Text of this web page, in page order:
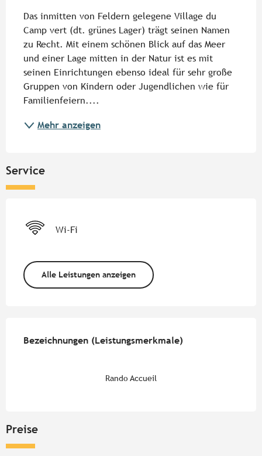
Das inmitten von Feldern gelegene Village du
Camp vert (dt. grünes Lager) trägt seinen Namen
zu Recht. Mit einem schönen Blick auf das Meer
und einer Lage mitten in der Natur ist es mit
seinen Einrichtungen ebenso ideal für sehr große
Gruppen von Kindern oder Jugendlichen wie für
Familienfeiern....
Mehr anzeigen
Service
Wi-Fi
Alle Leistungen anzeigen
Bezeichnungen (Leistungsmerkmale)
Bezeichnungen (Leistungsmerkmale)
Rando Accueil
Preise